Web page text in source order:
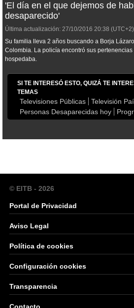
'El día en el que dejemos de
desaparecido'
Última actualización: 27/10/2016 20:38 (UTC+2)
Su familia lleva 2 años buscando a Borja
Colombia. La policía encontró sus
hospedaba.
SI TE INTERESÓ ESTO, QUIZÁ TE
TEMAS
Televisiones Públicas
Televisión
Personas Desaparecidas hoy
© EITB - 2026
Portal de Privacidad
Aviso Legal
Política de cookies
Configuración cookies
Transparencia